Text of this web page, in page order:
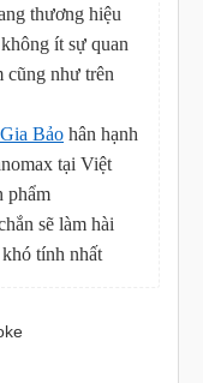
thương hiệu
ít sự quan
cũng như trên
Bảo hân hạnh
tại Việt
phẩm
sẽ làm hài
tính nhất